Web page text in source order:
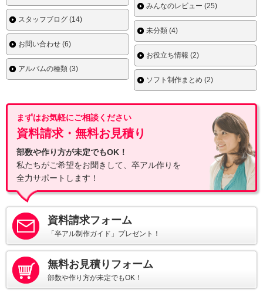
みんなのレビュー (25)
スタッフブログ (14)
未分類 (4)
お問い合わせ (6)
お役立ち情報 (2)
アルバムの種類 (3)
ソフト制作まとめ (2)
まずはお気軽にご相談ください
資料請求・無料お見積り
部数や作り方が未定でもOK！
私たちがご希望をお聞きして、卒アル作りを
全力サポートします！
資料請求フォーム
「卒アル制作ガイド」プレゼント！
無料お見積りフォーム
部数や作り方が未定でもOK！